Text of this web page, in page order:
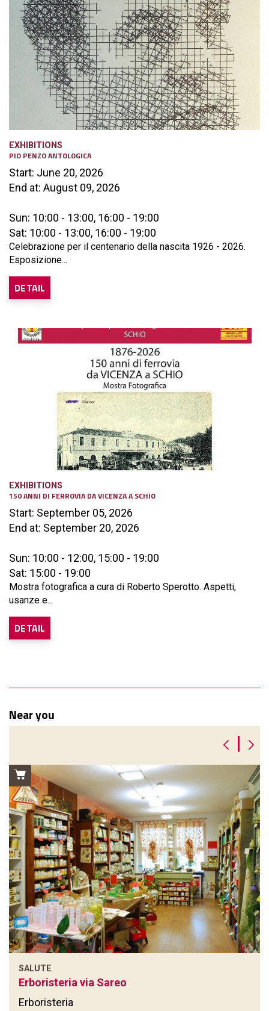
EXHIBITIONS
PIO PENZO ANTOLOGICA
Start: June 20, 2026
End at: August 09, 2026
Sun: 10:00 - 13:00, 16:00 - 19:00
Sat: 10:00 - 13:00, 16:00 - 19:00
Celebrazione per il centenario della nascita 1926 - 2026.
Esposizione...
DETAIL
EXHIBITIONS
150 ANNI DI FERROVIA DA VICENZA A SCHIO
Start: September 05, 2026
End at: September 20, 2026
Sun: 10:00 - 12:00, 15:00 - 19:00
Sat: 15:00 - 19:00
Mostra fotografica a cura di Roberto Sperotto. Aspetti,
usanze e...
DETAIL
Near you
SALUTE
Erboristeria via Sareo
Erboristeria
|